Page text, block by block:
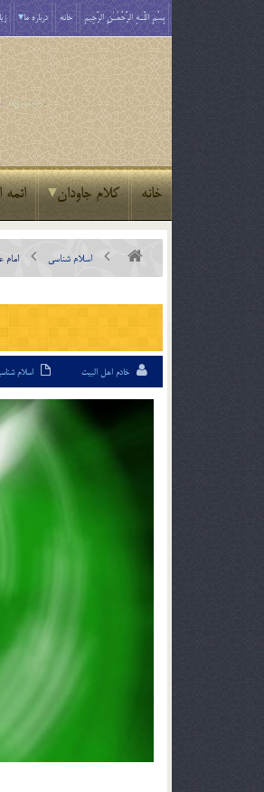
بِسْمِ اللَّـهِ الرَّحْمَـٰنِ الرَّحِيمِ خانه درباره ما
خانه کلام جاودان
اسلام شناسی
خادم اهل البیت اسلام